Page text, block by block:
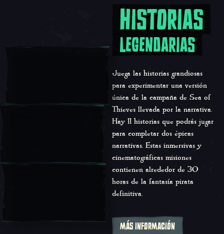
Historias legendarias
HISTORIAS
LEGENDARIAS
Juega las historias grandiosas
para experimentar una versión
única de la campaña de Sea of
Thieves llevada por la narrativa.
Hay 11 historias que podrás jugar
para completar dos épicas
narrativas. Estas inmersivas y
cinematográficas misiones
contienen alrededor de 30
horas de la fantasía pirata
definitiva.
MÁS INFORMACIÓN